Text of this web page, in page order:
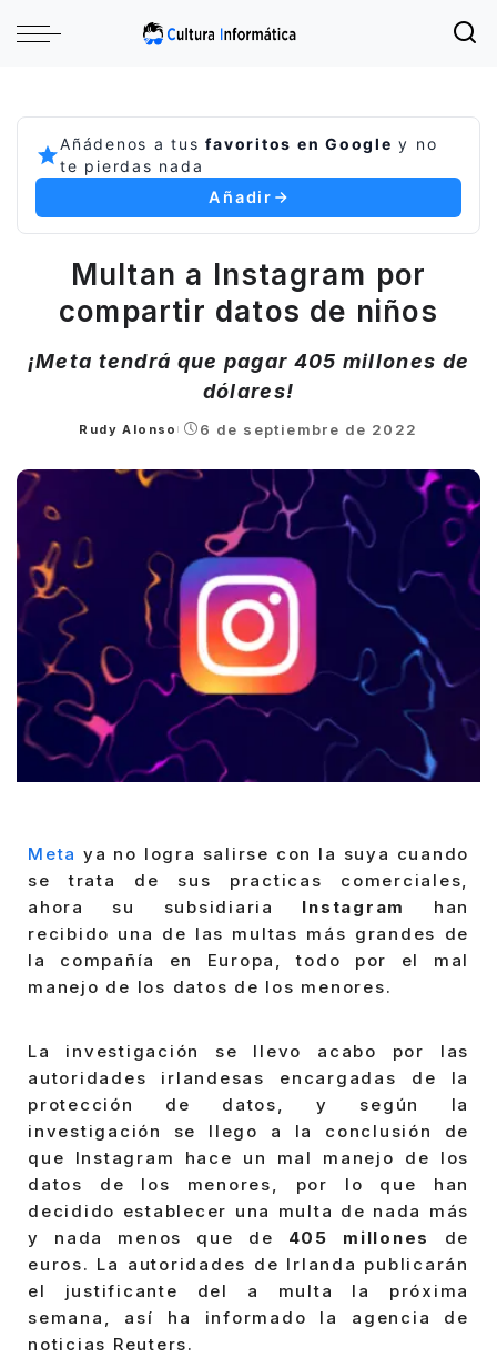
Añádenos a tusfavoritos en Google y no
te pierdas nada
Añadir
Multan a Instagram por
compartir datos de niños
¡Meta tendrá que pagar 405 millones de
dólares!
Posted
Rudy Alonso 6 de septiembre de 2022
Meta ya no logra salirse con la suya cuando
se trata de sus practicas comerciales,
ahora su subsidiaria Instagram
han
recibido una de las multas más grandes de
la compañía en Europa, todo por el mal
manejo de los datos de los menores.
La investigación se llevo acabo por las
autoridades irlandesas encargadas de la
protección de datos, y según la
investigación se llego a la conclusión de
que Instagram hace un mal manejo de los
datos de los menores, por lo que han
decidido establecer una multa de nada más
y nada menos que de 405 millones
de
euros. La autoridades de Irlanda publicarán
el justificante del a multa la próxima
semana, así ha informado la agencia de
noticias Reuters.